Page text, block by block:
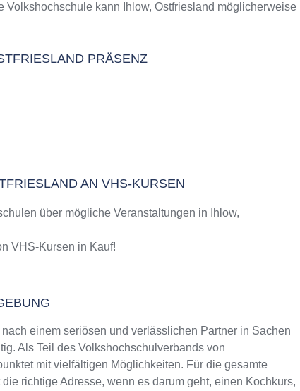
kann Ihlow, Ostfriesland möglicherweise
PRÄSENZ
AN VHS-KURSEN
über mögliche Veranstaltungen in Ihlow,
VHS-Kursen in Kauf!
einem seriösen und verlässlichen Partner in Sachen
Als Teil des Volkshochschulverbands von
mit vielfältigen Möglichkeiten. Für die gesamte
richtige Adresse, wenn es darum geht, einen Kochkurs,